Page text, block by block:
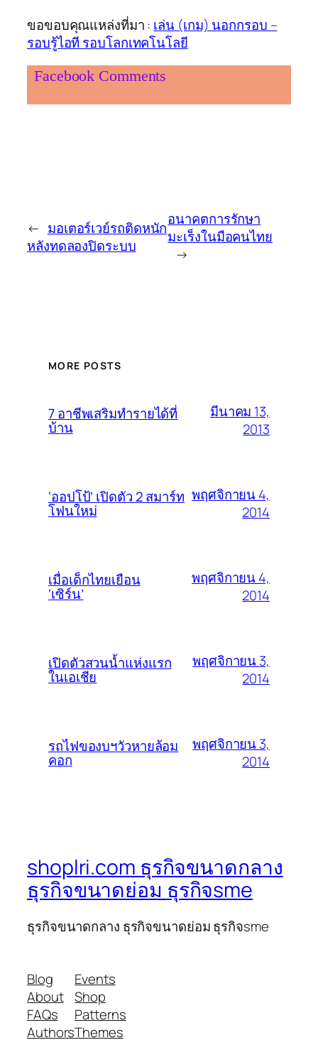
ขอขอบคุณแหล่งที่มา : เล่น (เกม) นอกกรอบ –
รอบรู้ไอที รอบโลกเทคโนโลยี
Facebook Comments
← มอเตอร์เวย์รถติดหนัก
หลังทดลองปิดระบบ
อนาคตการรักษา
มะเร็งในมือคนไทย
→
MORE POSTS
7 อาชีพเสริมทำรายได้ที่
บ้าน
มีนาคม 13,
2013
‘ออปโป้’ เปิดตัว 2 สมาร์ท
โฟนใหม่
พฤศจิกายน 4,
2014
เมื่อเด็กไทยเยือน
‘เซิร์น’
พฤศจิกายน 4,
2014
เปิดตัวสวนน้ำแห่งแรก
ในเอเชีย
พฤศจิกายน 3,
2014
รถไฟของบฯวัวหายล้อม
คอก
พฤศจิกายน 3,
2014
shoplri.com ธุรกิจขนาดกลาง
ธุรกิจขนาดย่อม ธุรกิจsme
ธุรกิจขนาดกลาง ธุรกิจขนาดย่อม ธุรกิจsme
Blog
About
FAQs
Authors
Events
Shop
Patterns
Themes